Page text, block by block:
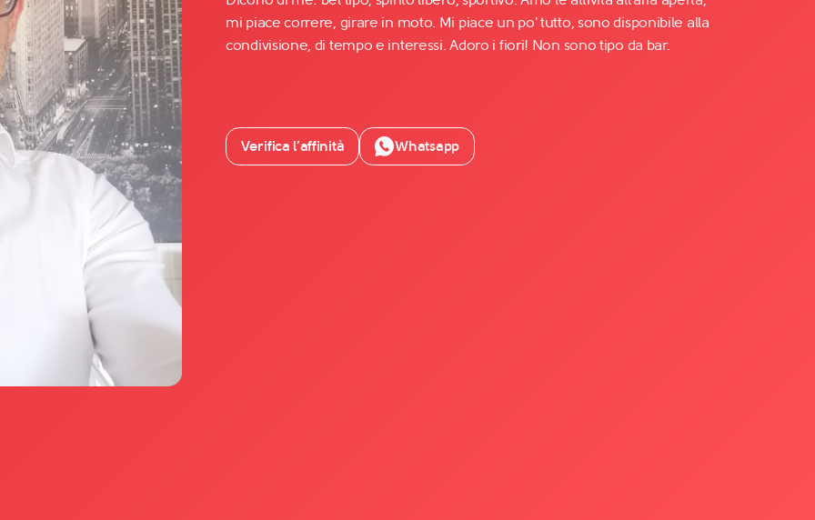
TikTok
mi piace correre, girare in moto. Mi piace un po' tutto, sono disponibile alla
condivisione, di tempo e interessi. Adoro i fiori! Non sono tipo da bar.
Verifica l’affinità Whatsapp